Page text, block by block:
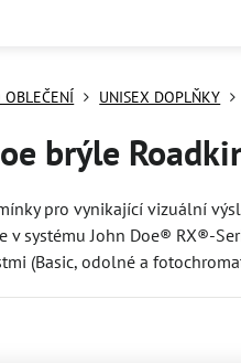
OBLEČENÍ UNISEX DOPLŇKY
brýle
pro vynikající vizuální
v systému John Doe® RX®-
(Basic, odolné a